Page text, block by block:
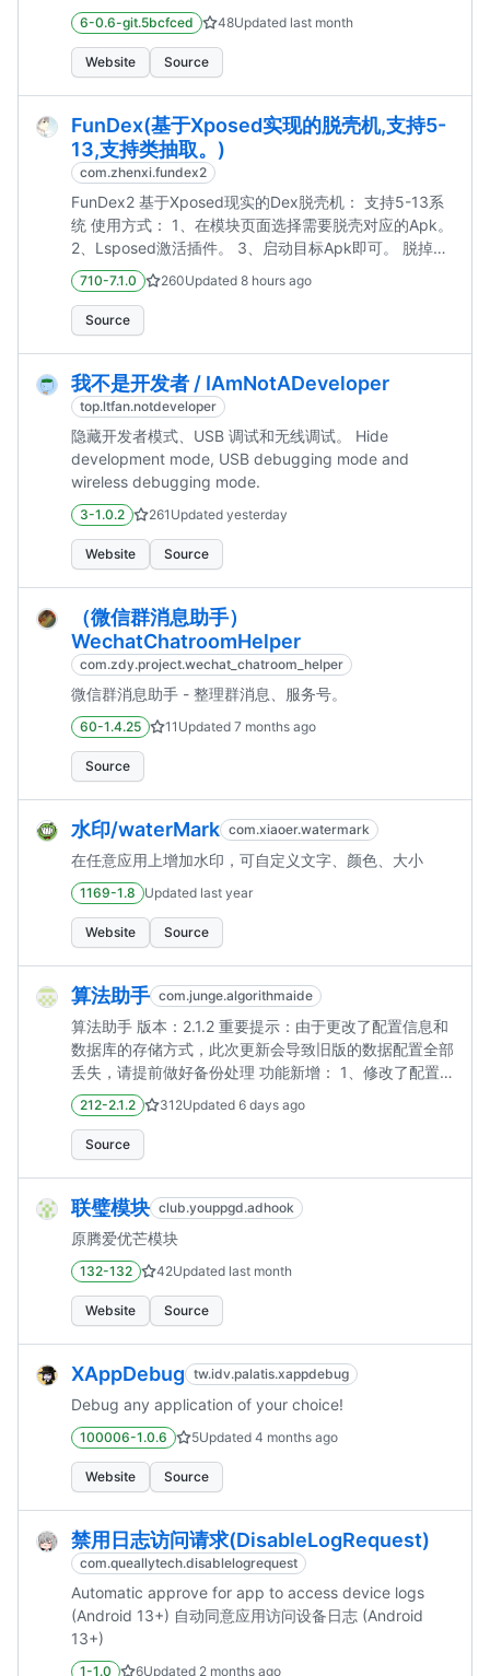
6-0.6-git.5bcfced 48Updated last month
Website Source
FunDex(基于Xposed实现的脱壳机,支持5-
13,支持类抽取。)
com.zhenxi.fundex2
FunDex2 基于Xposed现实的Dex脱壳机： 支持5-13系
统 使用方式： 1、在模块页面选择需要脱壳对应的Apk。
2、Lsposed激活插件。 3、启动目标Apk即可。 脱掉的
Dex文件保存在/data/data/包名/目录下。
710-7.1.0 260Updated 8 hours ago
Source
我不是开发者 / IAmNotADeveloper
top.ltfan.notdeveloper
隐藏开发者模式、USB 调试和无线调试。 Hide
development mode, USB debugging mode and
wireless debugging mode.
3-1.0.2 261 Updated yesterday
Website Source
（微信群消息助手）
WechatChatroomHelper
com.zdy.project.wechat_chatroom_helper
微信群消息助手 - 整理群消息、服务号。
60-1.4.25 11 Updated 7 months ago
Source
水印/waterMark com.xiaoer.watermark
在任意应用上增加水印，可自定义文字、颜色、大小
1169-1.8 Updated last year
Website Source
算法助手 com.junge.algorithmaide
算法助手 版本：2.1.2 重要提示：由于更改了配置信息和
数据库的存储方式，此次更新会导致旧版的数据配置全部
丢失，请提前做好备份处理 功能新增： 1、修改了配置
文件的存储方式，避免宿主App卸载重装后算法助手配置
丢失 2、兼容Android13 3、修改日志列表布局，提升日
志查找体验 4、日志列表对日志进行简单分类 5、依赖系
统服务，Lsposed用户请在作用域中勾选"系统框架" 6、
修改参数值 8、新增数据输出的设置功能，hex和ba...
212-2.1.2 312Updated 6 days ago
Source
联璧模块 club.youppgd.adhook
原腾爱优芒模块
132-132 42Updated last month
Website Source
XAppDebug tw.idv.palatis.xappdebug
Debug any application of your choice!
100006-1.0.6 5Updated 4 months ago
Website Source
禁用日志访问请求(DisableLogRequest)
com.queallytech.disablelogrequest
Automatic approve for app to access device logs
(Android 13+) 自动同意应用访问设备日志 (Android
13+)
1-1.0 6Updated 2 months ago